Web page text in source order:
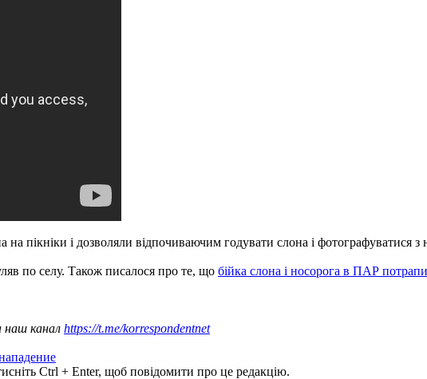
пікніки і дозволяли відпочиваючим годувати слона і фотографуватися з
по селу. Також писалося про те, що бійка слона і носорога в ПАР
наш канал https://t.me/korrespondentnet
Ctrl + Enter, щоб повідомити про це редакцію.